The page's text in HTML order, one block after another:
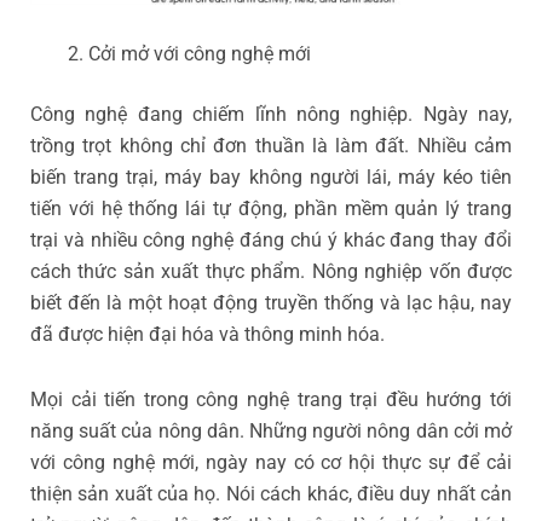
Cởi mở với công nghệ mới
Công nghệ đang chiếm lĩnh nông nghiệp. Ngày nay,
trồng trọt không chỉ đơn thuần là làm đất. Nhiều cảm
biến trang trại, máy bay không người lái, máy kéo tiên
tiến với hệ thống lái tự động, phần mềm quản lý trang
trại và nhiều công nghệ đáng chú ý khác đang thay đổi
cách thức sản xuất thực phẩm. Nông nghiệp vốn được
biết đến là một hoạt động truyền thống và lạc hậu, nay
đã được hiện đại hóa và thông minh hóa.
Mọi cải tiến trong công nghệ trang trại đều hướng tới
năng suất của nông dân. Những người nông dân cởi mở
với công nghệ mới, ngày nay có cơ hội thực sự để cải
thiện sản xuất của họ. Nói cách khác, điều duy nhất cản